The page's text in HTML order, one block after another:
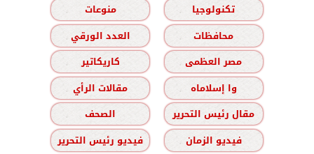
تكنولوجيا
منوعات
محافظات
العدد الورقي
مصر العظمى
كاريكاتير
وا إسلاماه
مقالات الرأي
مقال رئيس التحرير
الصحف
فيديو الزمان
فيديو رئيس التحرير